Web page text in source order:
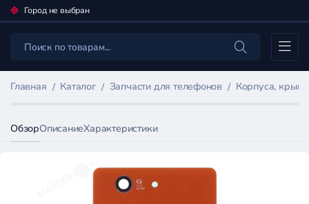
Город не выбран
Каталог
Главная Каталог Запчасти для телефонов Корпуса,
ОбзорОписаниеХарактеристики